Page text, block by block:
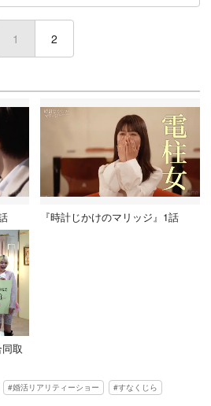
1 2
『時計じかけのマリッジ』1話
取
婚活リアリティーショー
すなくじら